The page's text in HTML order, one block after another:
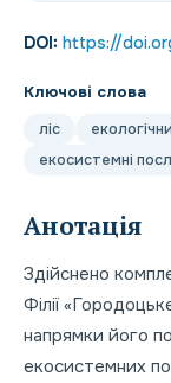
DOI: https://
Ключові слова
ліс
екосистемні
Анотація
Здійснено
Філії
напрямки його
екосистемних